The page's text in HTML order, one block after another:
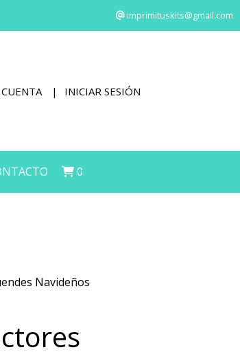
imprimituskits@gmail.com
INICIAR SESIÓN
0
Navideños